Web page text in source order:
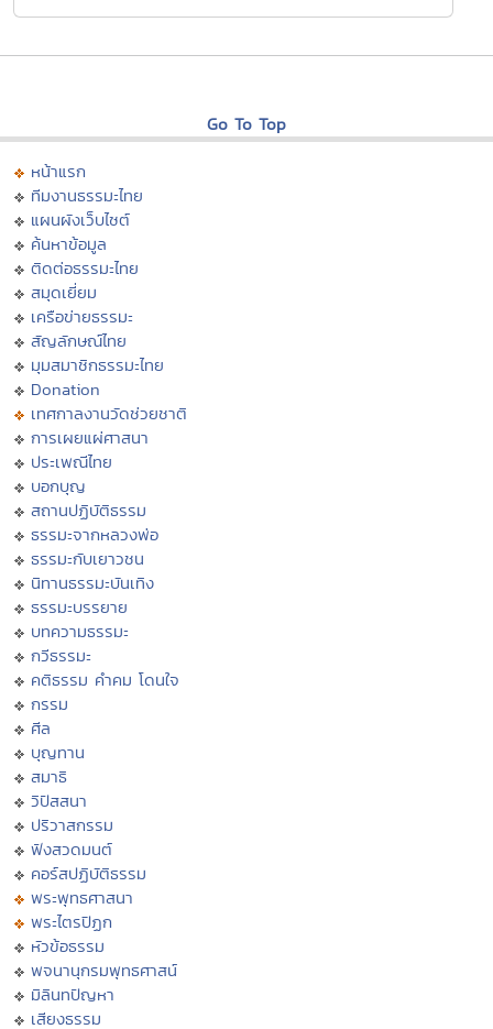
Go To Top
หน้าแรก
ทีมงานธรรมะไทย
แผนผังเว็บไซต์
ค้นหาข้อมูล
ติดต่อธรรมะไทย
สมุดเยี่ยม
เครือข่ายธรรมะ
สัญลักษณ์ไทย
มุมสมาชิกธรรมะไทย
Donation
เทศกาลงานวัดช่วยชาติ
การเผยแผ่ศาสนา
ประเพณีไทย
บอกบุญ
สถานปฏิบัติธรรม
ธรรมะจากหลวงพ่อ
ธรรมะกับเยาวชน
นิทานธรรมะบันเทิง
ธรรมะบรรยาย
บทความธรรมะ
กวีธรรมะ
คติธรรม คำคม โดนใจ
กรรม
ศีล
บุญทาน
สมาธิ
วิปัสสนา
ปริวาสกรรม
ฟังสวดมนต์
คอร์สปฏิบัติธรรม
พระพุทธศาสนา
พระไตรปิฏก
หัวข้อธรรม
พจนานุกรมพุทธศาสน์
มิลินทปัญหา
เสียงธรรม